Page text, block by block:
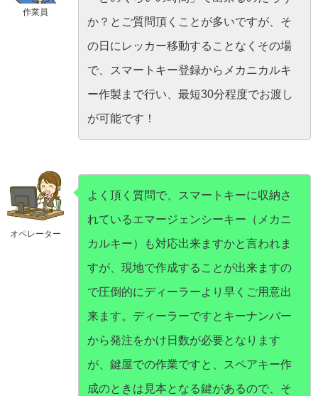
作業員
か？とご質問頂くことが多いですが、そ
の日にレッカー移動することなくその場
で、スマートキー登録からメカニカルキ
ー作製まで行い、最短30分程度でお渡し
が可能です！
オペレーター
よく頂く質問で、スマートキーに収納さ
れているエマージェンシーキー（メカニ
カルキー）も対応出来ますかと言われま
すが、現地で作成することが出来ますの
で圧倒的にディーラーより早くご用意出
来ます。ディーラーですとキーナンバー
から発注をかけ日数が必要となります
が、鍵屋での作業ですと、スペアキー作
成のときは見本となる鍵があるので、そ